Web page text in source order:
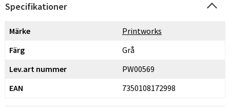
Specifikationer
Märke
Printworks
Färg
Grå
Lev.art nummer
PW00569
EAN
7350108172998